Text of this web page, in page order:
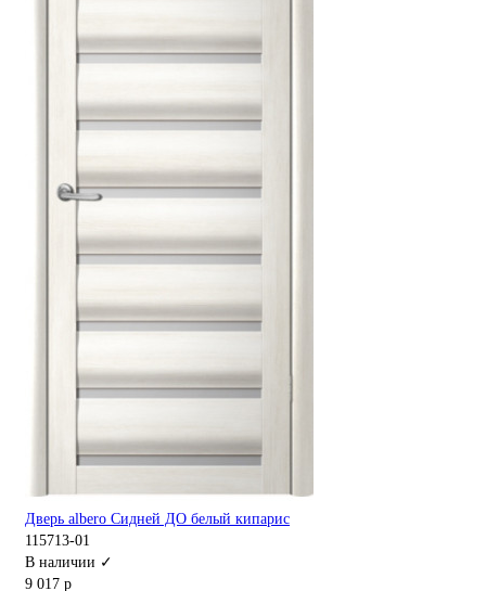
Дверь albero Сидней ДО белый кипарис
115713-01
В наличии ✓
9 017 р